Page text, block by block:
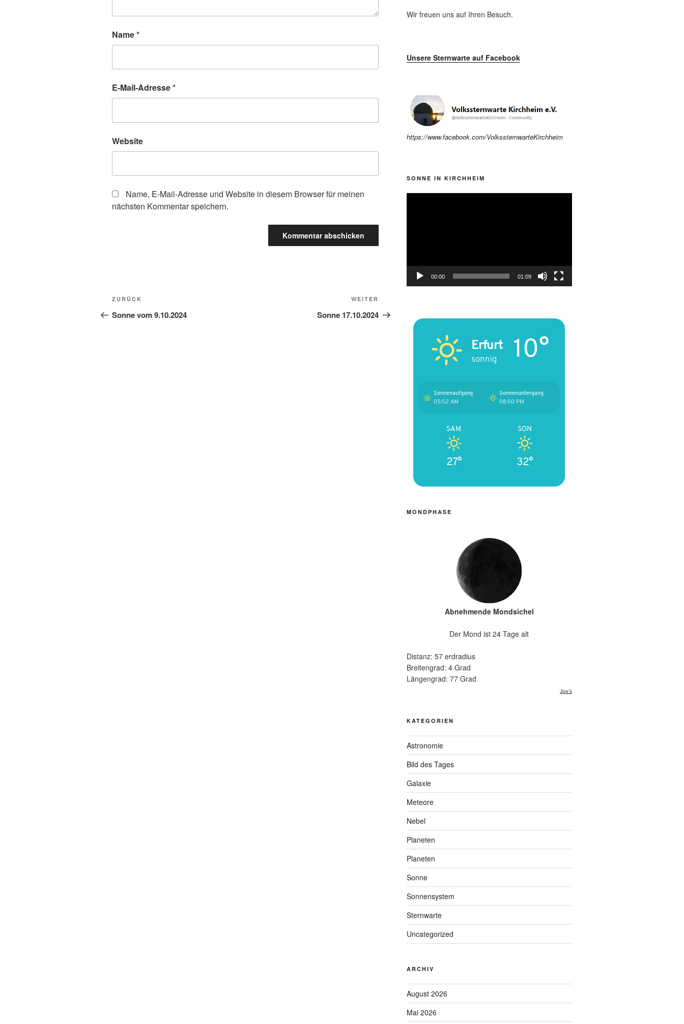
Name*
E-Mail-Adresse*
Website
Name, E-Mail-Adresse und Website in diesem Browser für meinen
nächsten Kommentar speichern.
Beitragsnavigation
Vorheriger
Beitrag
ZURÜCK
Sonne vom 9.10.2024
Beitrag
WEITER
Sonne 17.10.2024
Wir freuen uns auf Ihren Besuch.
Unsere Sternwarte auf Facebook
https://www.facebook.com/VolkssternwarteKirchheim
SONNE IN KIRCHHEIM
00:00 01:09
Erfurt
sonnig 10°
Sonnenaufgang
05:52 AM
Sonnenuntergang
08:50 PM
SAM
27°
SON
32°
MONDPHASE
Abnehmende Mondsichel
Der Mond ist 24 Tage alt
Distanz: 57 erdradius
Breitengrad: 4 Grad
Längengrad: 77 Grad
Joe's
KATEGORIEN
Astronomie
Bild des Tages
Galaxie
Meteore
Nebel
Planeten
Planeten
Sonne
Sonnensystem
Sternwarte
Uncategorized
ARCHIV
August 2026
Mai 2026